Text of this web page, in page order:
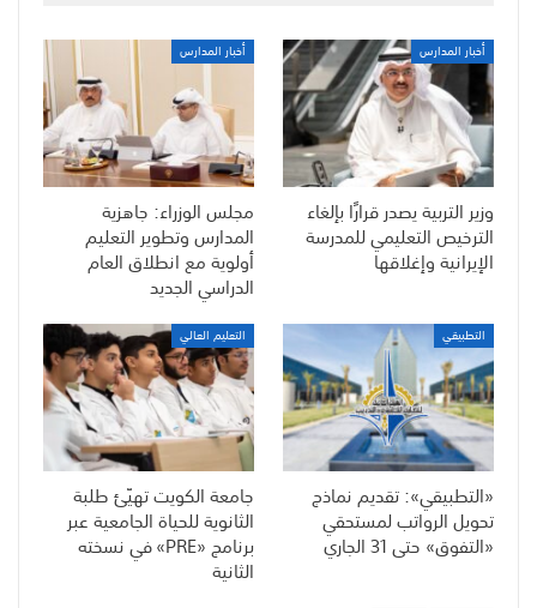
أخبار المدارس
وزير التربية يصدر قرارًا بإلغاء
الترخيص التعليمي للمدرسة
الإيرانية وإغلاقها
أخبار المدارس
مجلس الوزراء: جاهزية
المدارس وتطوير التعليم
أولوية مع انطلاق العام
الدراسي الجديد
التطبيقي
«التطبيقي»: تقديم نماذج
تحويل الرواتب لمستحقي
«التفوق» حتى 31 الجاري
التعليم العالي
جامعة الكويت تهيّئ طلبة
الثانوية للحياة الجامعية عبر
برنامج «PRE» في نسخته
الثانية